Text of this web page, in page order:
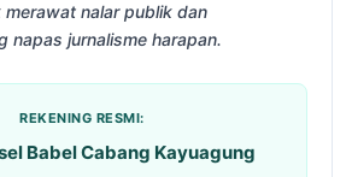
nalar publik dan
napas jurnalisme harapan.
REKENING RESMI:
Babel Cabang Kayuagung